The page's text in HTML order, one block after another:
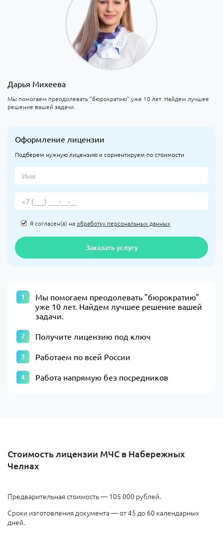
Дарья Михеева
Мы помогаем преодолевать "бюрократию" уже 10 лет. Найдем лучшее
решение вашей задачи.
Оформление лицензии
Подберем нужную лицензию и сориентируем по стоимости
Я согласен(а) наобработку персональных данных
Заказать услугу
​Мы помогаем преодолевать "бюрократию"
уже 10 лет. Найдем лучшее решение вашей
задачи.​
Получите лицензию под ключ
Работаем по всей России
Работа напрямую без посредников
Стоимость лицензии МЧС в Набережных
Челнах
Предварительная стоимость — 105 000 рублей.
Сроки изготовления документа — от 45 до 60 календарных
дней.